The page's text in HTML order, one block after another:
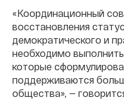
«Координационный
восстановления
демократического и
необходимо
которые
поддерживаются
общества», —